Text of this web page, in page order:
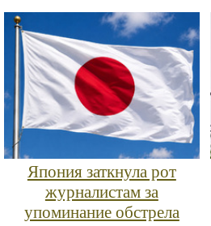
Япония заткнула рот
журналистам за
упоминание обстрела